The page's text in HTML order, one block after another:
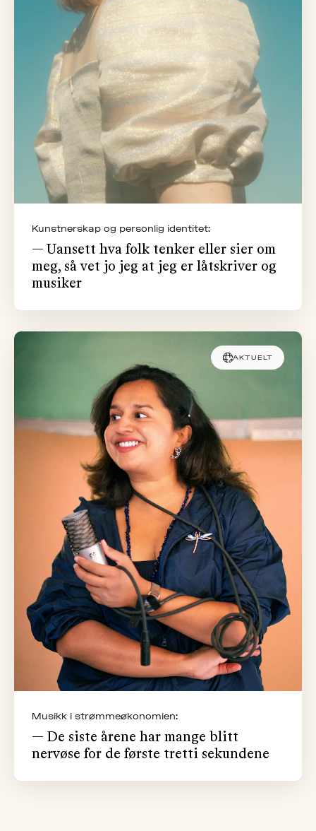
Kunstnerskap og personlig identitet:
— Uansett hva folk tenker eller sier om
meg, så vet jo jeg at jeg er låtskriver og
musiker
AKTUELT
Musikk i strømmeøkonomien:
— De siste årene har mange blitt
nervøse for de første tretti sekundene